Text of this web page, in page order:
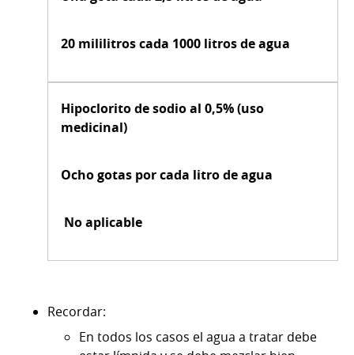
20 mililitros cada 1000 litros de agua
Hipoclorito de sodio al 0,5% (uso
medicinal)
Ocho gotas por cada litro de agua
No aplicable
Recordar:
En todos los casos el agua a tratar debe